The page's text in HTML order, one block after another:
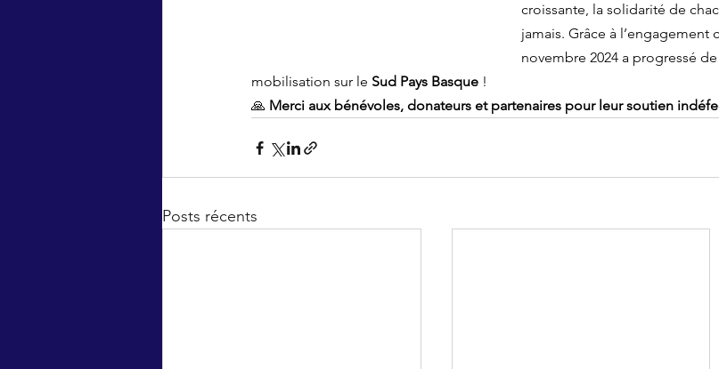
croissante, la solidarité de
jamais. Grâce à
novembre 2024 a progressé de
mobilisation sur le Sud Pays Basque !
🙏 Merci aux bénévoles, donateurs et partenaires pour leur soutien
Posts récents